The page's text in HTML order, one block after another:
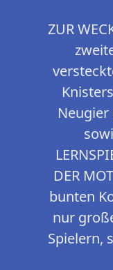
ZUR
DER
bunten
nur
Spielern,